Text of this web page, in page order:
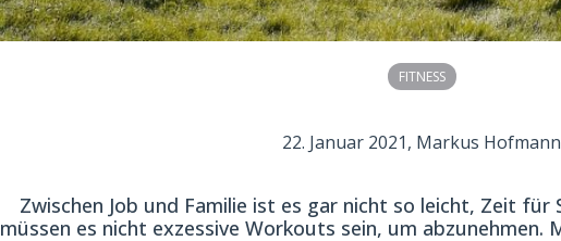
FITNESS
22. Januar 2021, Markus Hofmann
Zwischen Job und Familie ist es gar nicht so leicht, Zeit für
müssen es nicht exzessive Workouts sein, um abzunehmen.